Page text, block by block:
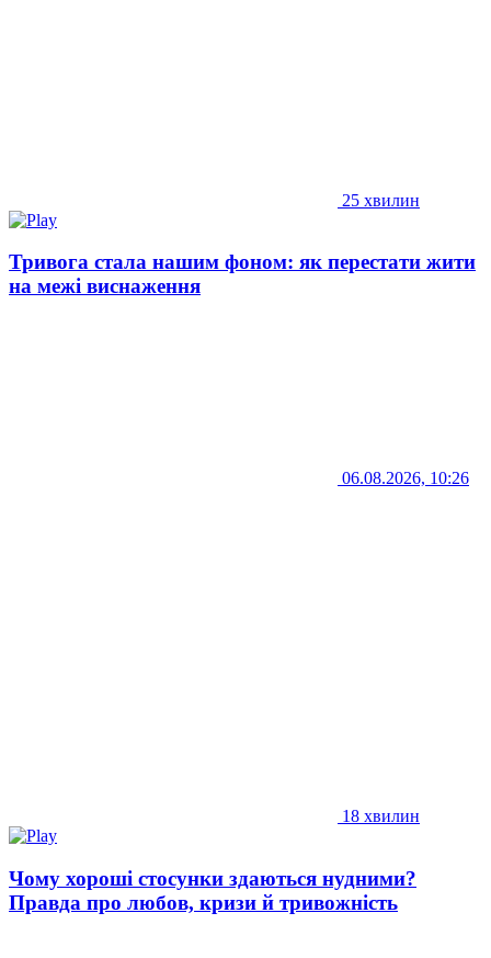
25 хвилин
Тривога стала нашим фоном: як перестати жити
на межі виснаження
06.08.2026, 10:26
18 хвилин
Чому хороші стосунки здаються нудними?
Правда про любов, кризи й тривожність